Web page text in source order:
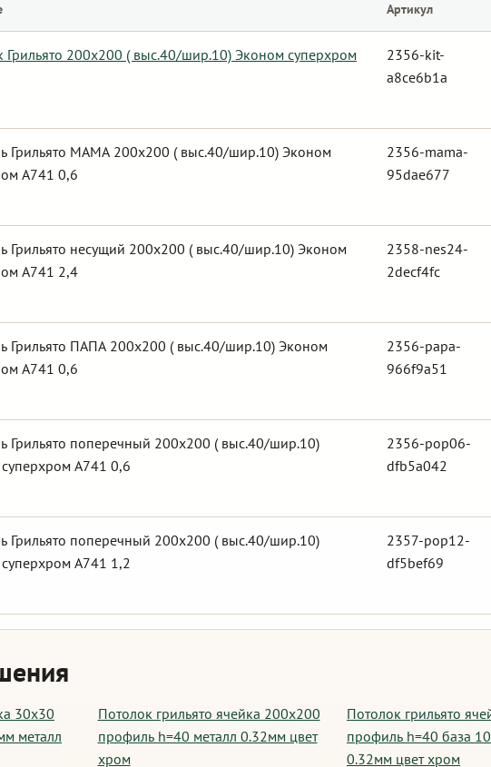
Артикул
Грильято 200х200 ( выс.40/шир.10) Эконом суперхром
2356-kit-
a8ce6b1a
Грильято МАМА 200х200 ( выс.40/шир.10) Эконом
А741 0,6
2356-mama-
95dae677
Грильято несущий 200х200 ( выс.40/шир.10) Эконом
А741 2,4
2358-nes24-
2decf4fc
Грильято ПАПА 200х200 ( выс.40/шир.10) Эконом
А741 0,6
2356-papa-
966f9a51
Грильято поперечный 200х200 ( выс.40/шир.10)
А741 0,6
2356-pop06-
dfb5a042
Грильято поперечный 200х200 ( выс.40/шир.10)
А741 1,2
2357-pop12-
df5bef69
30х30
металл
Потолок грильято ячейка 200х200
профиль h=40 металл 0.32мм цвет
хром
Потолок грильято
профиль h=40 база
0.32мм цвет хром